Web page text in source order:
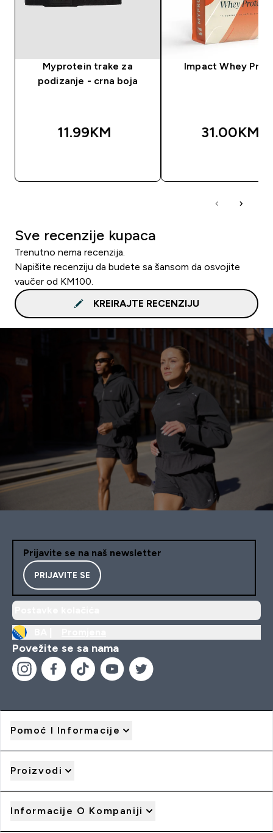
Myprotein trake za
podizanje - crna boja
11.99KM‎
Impact Whey
31.00KM‎
Sve recenzije kupaca
Trenutno nema recenzija.
Napišite recenziju da budete sa šansom da osvojite
vaučer od KM100.
KREIRAJTE RECENZIJU
Prijavite se na naš newsletter
PRIJAVITE SE
Povežite se sa nama
Pomoć I Informacije
Proizvodi
Informacije O Kompaniji